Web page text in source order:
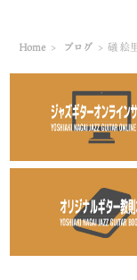
Home > ブログ > 礒 絵